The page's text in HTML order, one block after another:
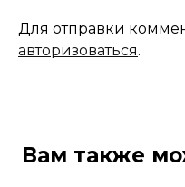
Для отправки
авторизоваться.
Вам также